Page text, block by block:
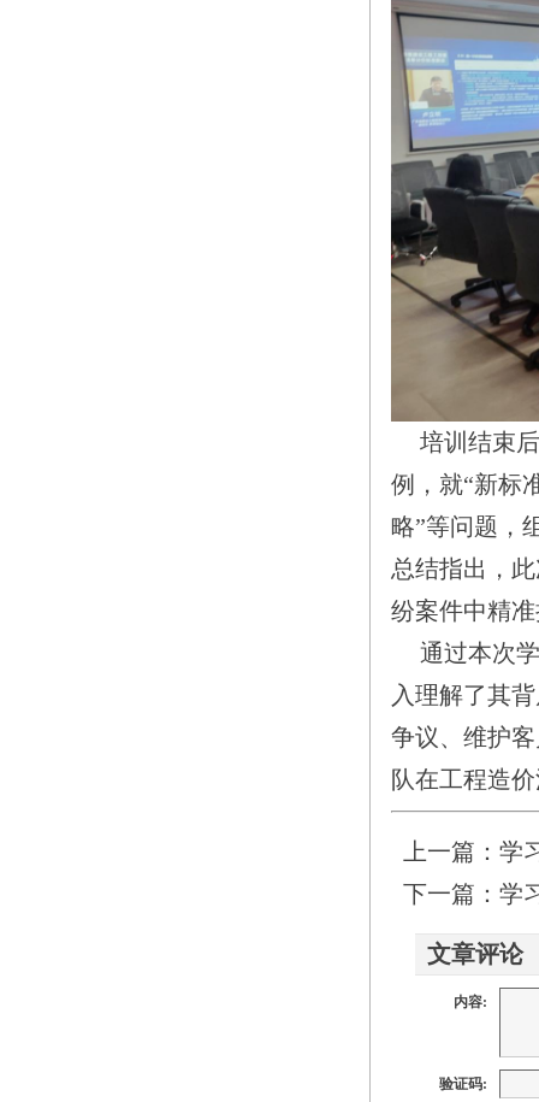
培训结束
例，就“新标
略”等问题，
总结指出，
纷案件中精
通过本次
入理解了其
争议、维护
队在工程造
上一篇： 学
下一篇： 学
文章评论
内容:
验证码: